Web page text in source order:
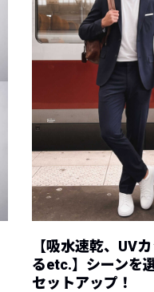
【吸水速乾、UV
るetc.】シーンを
セットアップ！